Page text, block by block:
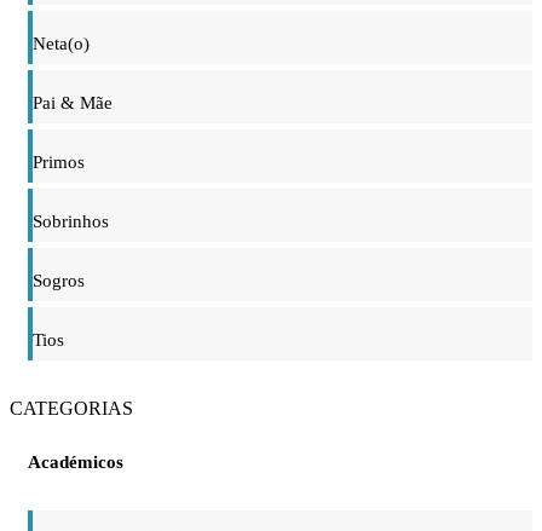
Neta(o)
Pai & Mãe
Primos
Sobrinhos
Sogros
Tios
CATEGORIAS
Académicos